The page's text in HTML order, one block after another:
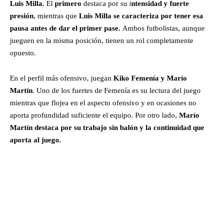
Luis Milla. El primero destaca por su intensidad y fuerte
presión, mientras que Luis Milla se caracteriza por tener esa
pausa antes de dar el primer pase. Ambos futbolistas, aunque
jueguen en la misma posición, tienen un rol completamente
opuesto.
En el perfil más ofensivo, juegan Kiko Femenía y Marío
Martín. Uno de los fuertes de Femenía es su lectura del juego
mientras que flojea en el aspecto ofensivo y en ocasiones no
aporta profundidad suficiente el equipo. Por otro lado, Marío
Martín destaca por su trabajo sin balón y la continuidad que
aporta al juego.